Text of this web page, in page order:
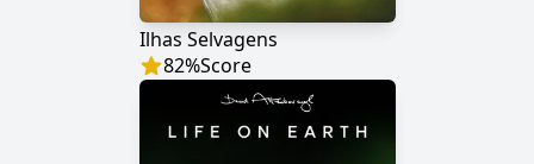
Ilhas Selvagens
82%Score